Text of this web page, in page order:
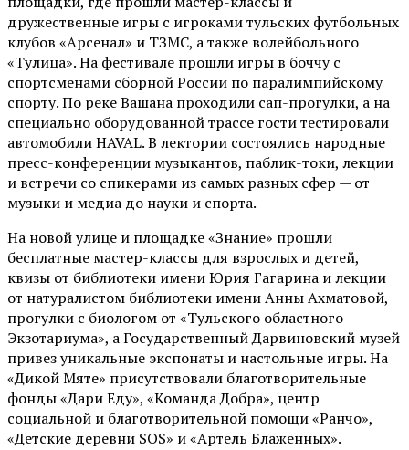
дружественные игры с игроками тульских футбольных
клубов «Арсенал» и ТЗМС, а также волейбольного
«Тулица». На фестивале прошли игры в боччу с
спортсменами сборной России по паралимпийскому
спорту. По реке Вашана проходили сап-прогулки, а на
специально оборудованной трассе гости тестировали
автомобили HAVAL. В лектории состоялись народные
пресс-конференции музыкантов, паблик-токи, лекции
и встречи со спикерами из самых разных сфер — от
музыки и медиа до науки и спорта.
На новой улице и площадке «Знание» прошли
бесплатные мастер-классы для взрослых и детей,
квизы от библиотеки имени Юрия Гагарина и лекции
от натуралистом библиотеки имени Анны Ахматовой,
прогулки с биологом от «Тульского областного
Экзотариума», а Государственный Дарвиновский музей
привез уникальные экспонаты и настольные игры. На
«Дикой Мяте» присутствовали благотворительные
фонды «Дари Еду», «Команда Добра», центр
социальной и благотворительной помощи «Ранчо»,
«Детские деревни SOS» и «Артель Блаженных».